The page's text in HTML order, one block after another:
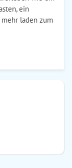
ein
laden zum